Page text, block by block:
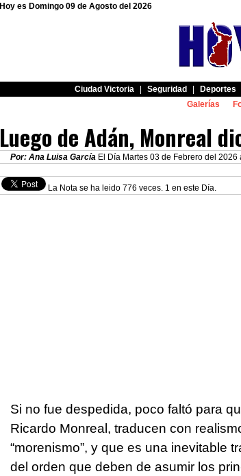
Hoy es Domingo 09 de Agosto del 2026
Ciudad Victoria Seguridad Deportes
Galerías
Luego de Adán, Monreal
Por: Ana Luisa García El Día Martes 03 de Febrero del 2026
La Nota se ha leido 776 veces. 1 en este Día.
Si no fue despedida, poco faltó para
Ricardo Monreal, traducen con
“morenismo”, y que es una inevitable
del orden que deben de asumir los